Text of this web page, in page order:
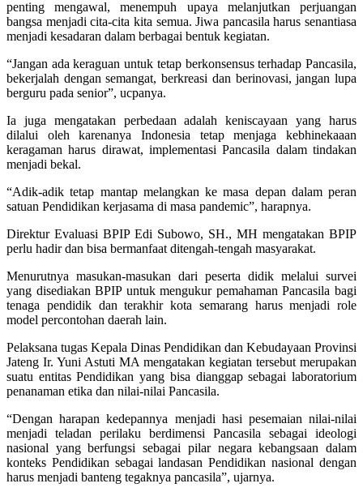
penting mengawal, menempuh upaya melanjutkan perjuangan
bangsa menjadi cita-cita kita semua. Jiwa pancasila harus senantiasa
menjadi kesadaran dalam berbagai bentuk kegiatan.
“Jangan ada keraguan untuk tetap berkonsensus terhadap Pancasila,
bekerjalah dengan semangat, berkreasi dan berinovasi, jangan lupa
berguru pada senior”, ucpanya.
Ia juga mengatakan perbedaan adalah keniscayaan yang harus
dilalui oleh karenanya Indonesia tetap menjaga kebhinekaaan
keragaman harus dirawat, implementasi Pancasila dalam tindakan
menjadi bekal.
“Adik-adik tetap mantap melangkan ke masa depan dalam peran
satuan Pendidikan kerjasama di masa pandemic”, harapnya.
Direktur Evaluasi BPIP Edi Subowo, SH., MH mengatakan BPIP
perlu hadir dan bisa bermanfaat ditengah-tengah masyarakat.
Menurutnya masukan-masukan dari peserta didik melalui survei
yang disediakan BPIP untuk mengukur pemahaman Pancasila bagi
tenaga pendidik dan terakhir kota semarang harus menjadi role
model percontohan daerah lain.
Pelaksana tugas Kepala Dinas Pendidikan dan Kebudayaan Provinsi
Jateng Ir. Yuni Astuti MA mengatakan kegiatan tersebut merupakan
suatu entitas Pendidikan yang bisa dianggap sebagai laboratorium
penanaman etika dan nilai-nilai Pancasila.
“Dengan harapan kedepannya menjadi hasi pesemaian nilai-nilai
menjadi teladan perilaku berdimensi Pancasila sebagai ideologi
nasional yang berfungsi sebagai pilar negara kebangsaan dalam
konteks Pendidikan sebagai landasan Pendidikan nasional dengan
harus menjadi banteng tegaknya pancasila”, ujarnya.